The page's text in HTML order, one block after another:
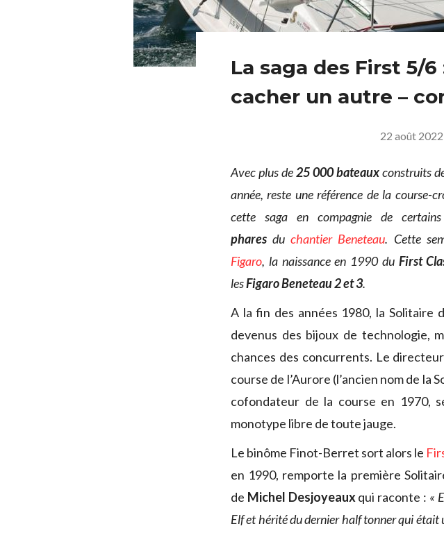
La saga des First 5/
cacher un autre –
22 août 2022
Avec plus de25 000 bateauxconstruits
année, reste une référence de la course-
cette saga en compagnie de
phares duchantier Beneteau. Cette
Figaro, la naissance en 1990 du First
lesFigaro Beneteau 2 et 3.
A la fin des années 1980, la Solitaire
devenus des bijoux de technologie,
chances des concurrents. Le
course de l’Aurore (l’ancien nom de la
cofondateur de la course en 1970,
monotype libre de toute jauge.
Le binôme Finot-Berret sort alors le
en 1990, remporte la première
de Michel Desjoyeauxqui raconte : «
Elf et hérité du dernier half tonner qui était